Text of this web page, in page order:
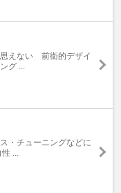
思えない 前衛的デザイ
グ ...
・チューニングなどに
...